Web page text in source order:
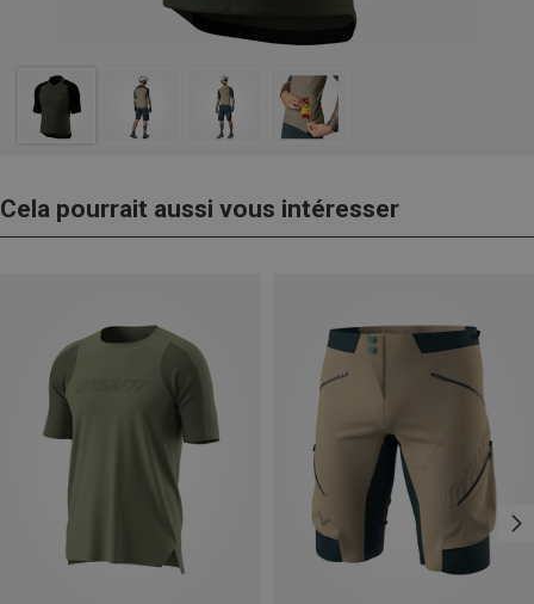
Cela pourrait aussi vous intéresser